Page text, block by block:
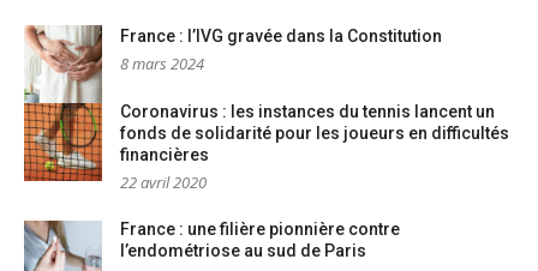
France : l’IVG gravée dans la Constitution
8 mars 2024
Coronavirus : les instances du tennis lancent un
fonds de solidarité pour les joueurs en difficultés
financières
22 avril 2020
France : une filière pionnière contre
l’endométriose au sud de Paris